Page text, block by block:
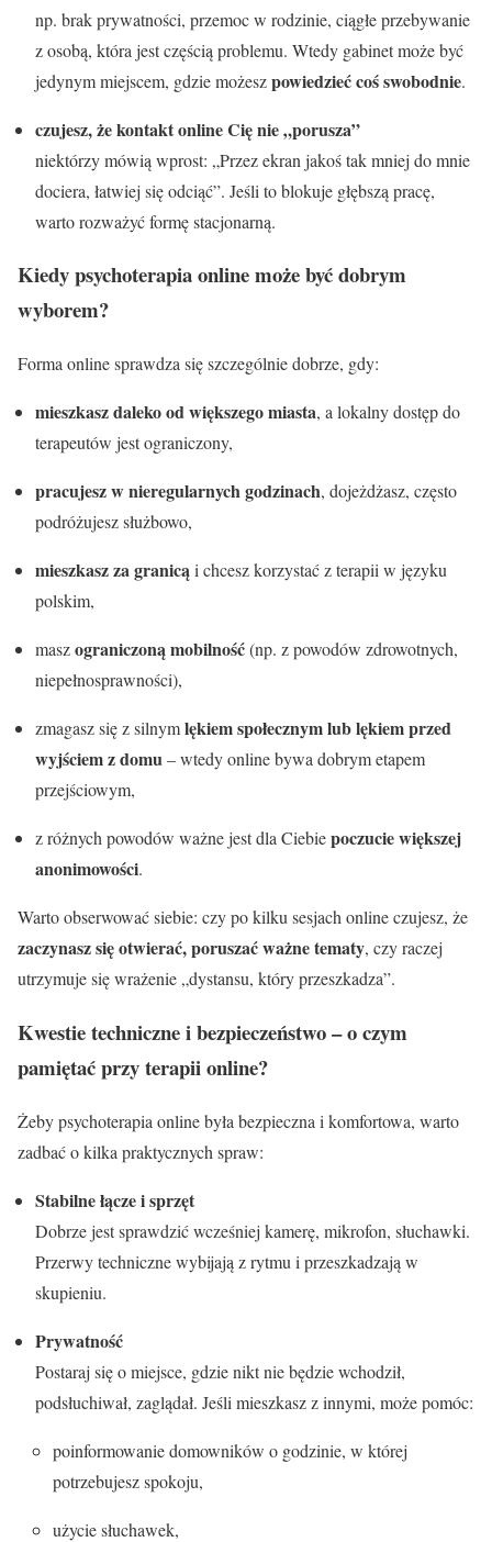
np. brak prywatności, przemoc w rodzinie, ciągłe przebywanie
z osobą, która jest częścią problemu. Wtedy gabinet może być
jedynym miejscem, gdzie możeszpowiedzieć coś swobodnie.
czujesz, że kontakt online Cię nie „porusza”
niektórzy mówią wprost: „Przez ekran jakoś tak mniej do mnie
dociera, łatwiej się odciąć”. Jeśli to blokuje głębszą pracę,
warto rozważyć formę stacjonarną.
Kiedy psychoterapia online może być dobrym
wyborem?
Forma online sprawdza się szczególnie dobrze, gdy:
mieszkasz daleko od większego miasta, a lokalny dostęp do
terapeutów jest ograniczony,
pracujesz w nieregularnych godzinach, dojeżdżasz, często
podróżujesz służbowo,
mieszkasz za granicąi chcesz korzystać z terapii w języku
polskim,
maszograniczoną mobilność(np. z powodów zdrowotnych,
niepełnosprawności),
zmagasz się z silnymlękiem społecznym lub lękiem przed
wyjściem z domu– wtedy online bywa dobrym etapem
przejściowym,
z różnych powodów ważne jest dla Ciebiepoczucie większej
anonimowości.
Warto obserwować siebie: czy po kilku sesjach online czujesz, że
zaczynasz się otwierać, poruszać ważne tematy, czy raczej
utrzymuje się wrażenie „dystansu, który przeszkadza”.
Kwestie techniczne i bezpieczeństwo – o czym
pamiętać przy terapii online?
Żeby psychoterapia online była bezpieczna i komfortowa, warto
zadbać o kilka praktycznych spraw:
Stabilne łącze i sprzęt
Dobrze jest sprawdzić wcześniej kamerę, mikrofon, słuchawki.
Przerwy techniczne wybija­ją z rytmu i przeszkadzają w
skupieniu.
Prywatność
Postaraj się o miejsce, gdzie nikt nie będzie wchodził,
podsłuchiwał, zaglądał. Jeśli mieszkasz z innymi, może pomóc:
poinformowanie domowników o godzinie, w której
potrzebujesz spokoju,
użycie słuchawek,